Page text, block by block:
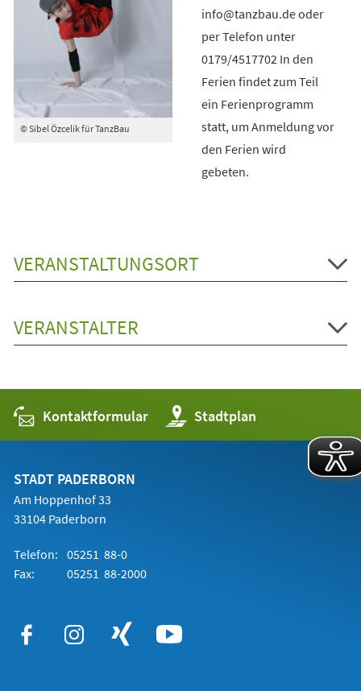
© Sibel Özcelik für TanzBau
info@tanzbau.de oder
per Telefon unter
0179/4517702 In den
Ferien findet zum Teil
ein Ferienprogramm
statt, um Anmeldung vor
den Ferien wird
gebeten.
VERANSTALTUNGSORT
VERANSTALTER
Kontaktformular Stadtplan
(Öffnet
in
einem
STADT PADERBORN
Am Hoppenhof 33
33104 Paderborn
Telefon: 05251 88-0
Fax:
05251 88-2000